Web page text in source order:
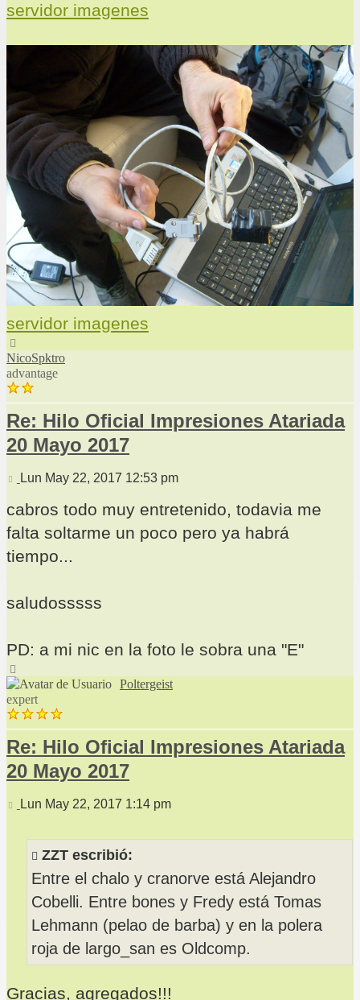
servidor imagenes
servidor imagenes
NicoSpktro
advantage
Re: Hilo Oficial Impresiones Atariada
20 Mayo 2017
Mensaje
Lun May 22, 2017 12:53 pm
cabros todo muy entretenido, todavia me
falta soltarme un poco pero ya habrá
tiempo...
saludosssss
PD: a mi nic en la foto le sobra una "E"
Poltergeist
expert
Re: Hilo Oficial Impresiones Atariada
20 Mayo 2017
Mensaje
Lun May 22, 2017 1:14 pm
ZZT escribió:
Entre el chalo y cranorve está Alejandro
Cobelli. Entre bones y Fredy está Tomas
Lehmann (pelao de barba) y en la polera
roja de largo_san es Oldcomp.
Gracias, agregados!!!